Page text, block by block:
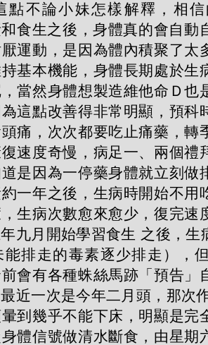
點不論小妹怎樣解釋，相
食生之後，身體真的會自動
運動，是因為體內積聚了太
基本機能，身體長期處於生
當然身體想製造維他命Ｄ也
這點改善得非常明顯，預科
痛，次次都要吃止痛藥，轉
速度奇慢，病足一、兩個禮
是因為一停藥身體就立刻做
一年之後，生病時開始不用
生病次數愈來愈少，復完速
九月開始學習食生 之後，生
能排走的毒素逐少排走），
會有各種蛛絲馬跡「預告」
近一次是今年二月頭，那次
到幾乎不能下床，明顯是完
體信號做清水斷食，由星期